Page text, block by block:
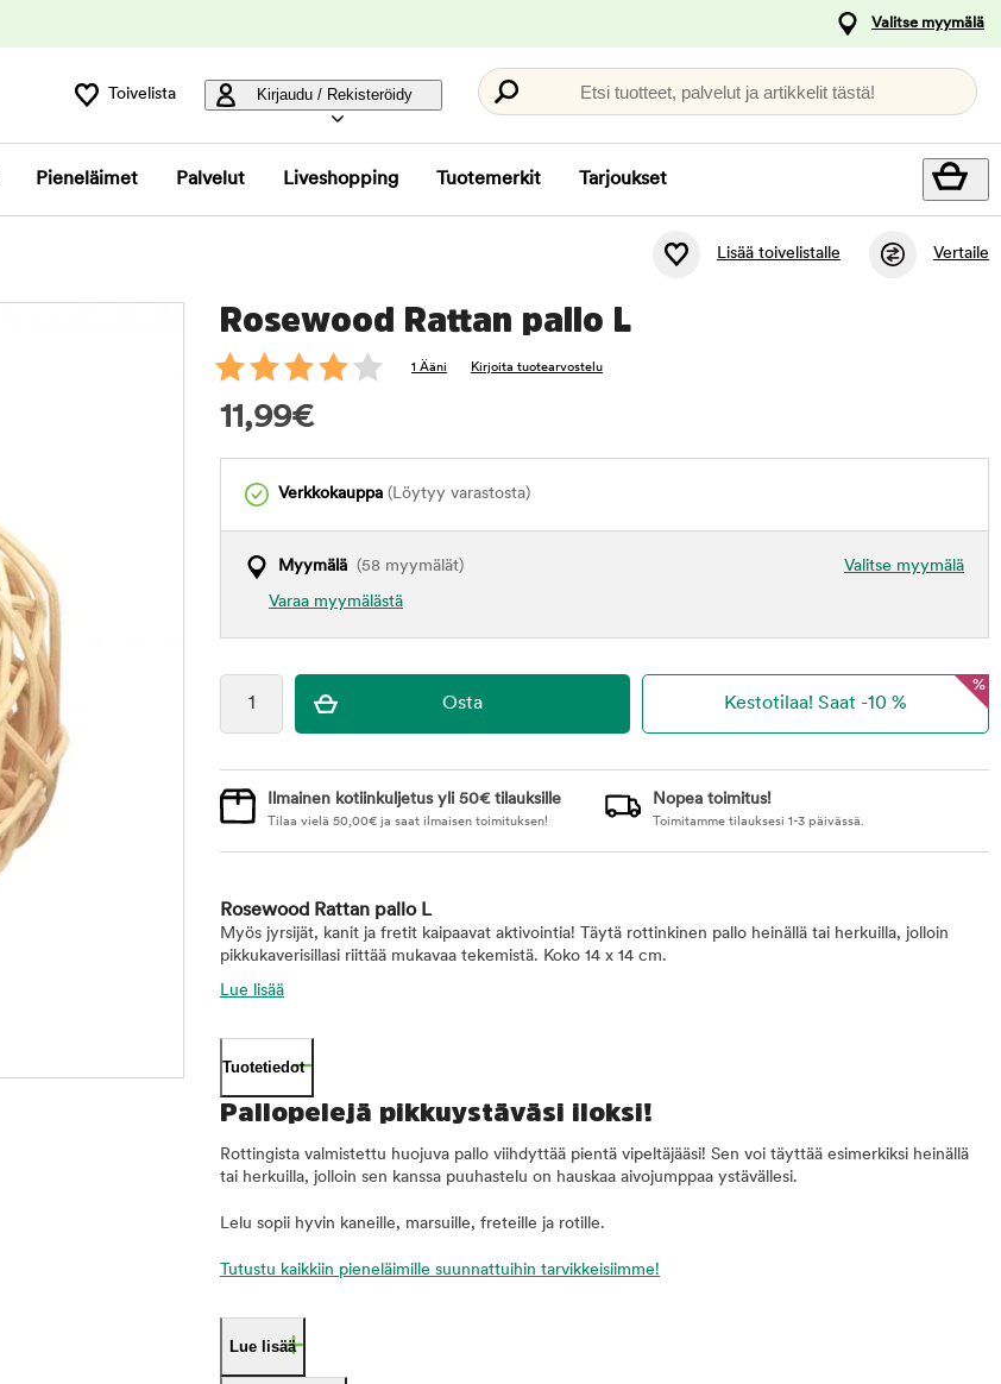
Valitse myymälä
Toivelista Kirjaudu / Rekisteröidy Etsi tuotteet, palvelut ja artikkelit tästä!
Pieneläimet Palvelut Liveshopping Tuotemerkit Tarjoukset
Lisää toivelistalle Vertaile
Rosewood Rattan pallo L
1 Ääni Kirjoita tuotearvostelu
11,99€
Verkkokauppa (Löytyy varastosta)
Valitse myymälä
Myymälä (58 myymälät)
Varaa myymälästä
%
Ilmainen kotiinkuljetus yli 50€ tilauksille
Tilaa vielä 50,00€ ja saat ilmaisen toimituksen!
Nopea toimitus!
Toimitamme tilauksesi 1-3 päivässä.
Rosewood Rattan pallo L
Myös jyrsijät, kanit ja fretit kaipaavat aktivointia! Täytä rottinkinen pallo heinällä tai herkuilla, jolloin
pikkukaverisillasi riittää mukavaa tekemistä. Koko 14 x 14 cm.
Lue lisää
Tuotetiedot
Pallopelejä pikkuystäväsi iloksi!
Rottingista valmistettu huojuva pallo viihdyttää pientä vipeltäjääsi! Sen voi täyttää esimerkiksi heinällä
tai herkuilla, jolloin sen kanssa puuhastelu on hauskaa aivojumppaa ystävällesi.
Lelu sopii hyvin kaneille, marsuille, freteille ja rotille.
Tutustu kaikkiin pieneläimille suunnattuihin tarvikkeisiimme!
Lue lisää